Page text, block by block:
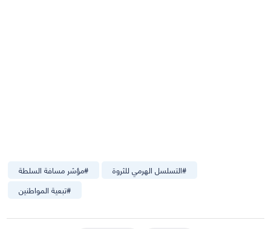
#مؤشر مسافة السلطة #التسلسل الهرمي للثروة
#تبعية المواطنين